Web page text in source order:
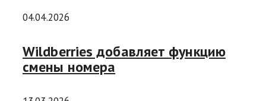
04.04.2026
Wildberries добавляет функцию
смены номера